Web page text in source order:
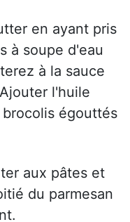
en ayant pris
à soupe d'eau
à la sauce
l'huile
égouttés
aux pâtes et
du parmesan